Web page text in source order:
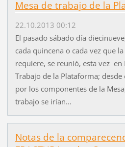
Mesa de trabajo de la
22.10.2013 00:12
El pasado sábado día
cada quincena o cada vez que
requiere, se reunió, esta vez en
Trabajo de la Plataforma;
por los componentes de la
trabajo se irían...
Notas de la